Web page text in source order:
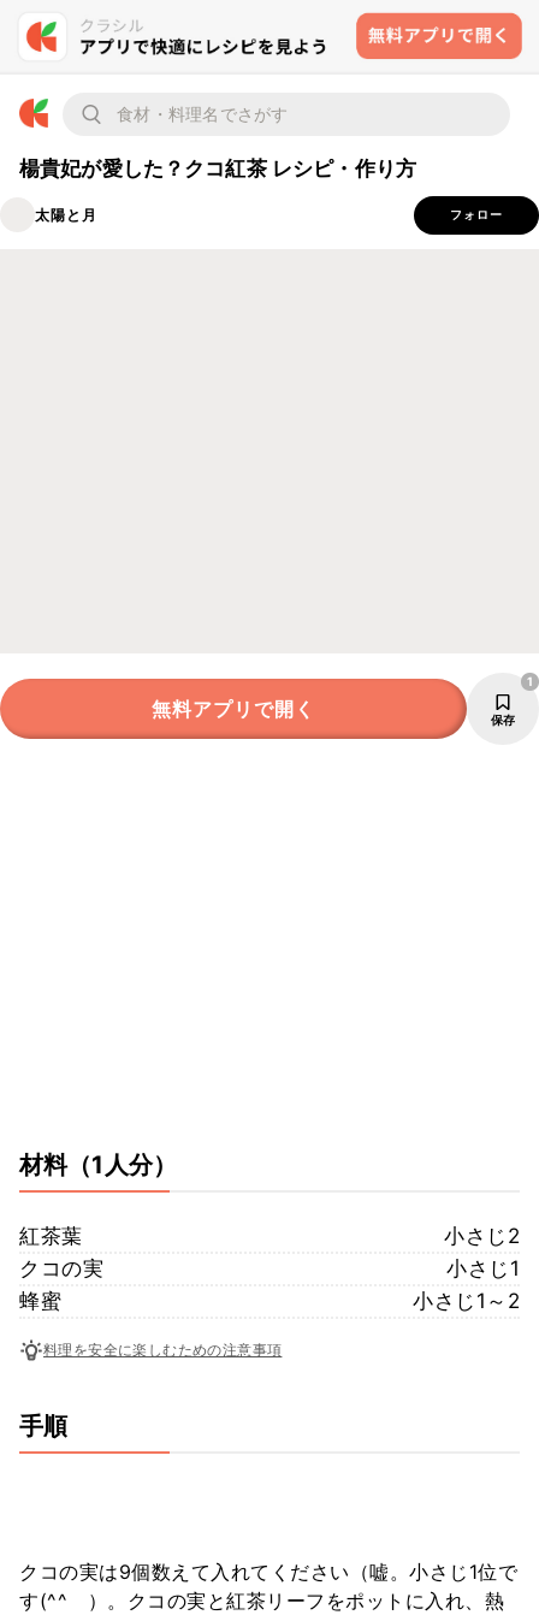
楊貴妃が愛した？クコ紅茶 レシピ・作り方
太陽と月 フォロー
無料アプリで開く 保存
1
材料（1人分）
紅茶葉
小さじ2
クコの実
小さじ1
蜂蜜
小さじ1～2
料理を安全に楽しむための注意事項
手順
クコの実は9個数えて入れてください（嘘。小さじ1位で
す(^^ゞ）。クコの実と紅茶リーフをポットに入れ、熱